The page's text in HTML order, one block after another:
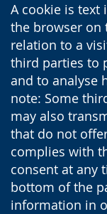
A cookie is
the browser on
relation to a
third parties to
and to analyse
note: Some
may also
that do not
complies with
consent at any
bottom of the
information in